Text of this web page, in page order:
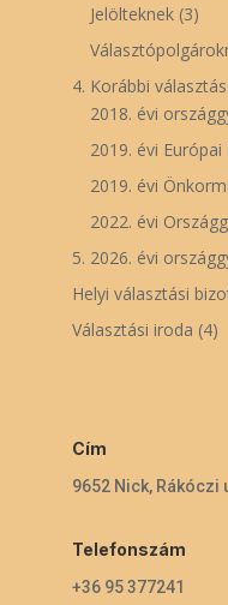
Jelölteknek(3)
4. Korábbi
2018. évi
2019. évi
2019. évi
2022. évi
5. 2026. évi
Helyi választási
Választási iroda (4)
Cím
9652 Nick, Rákóczi
Telefonszám
+36 95 377241